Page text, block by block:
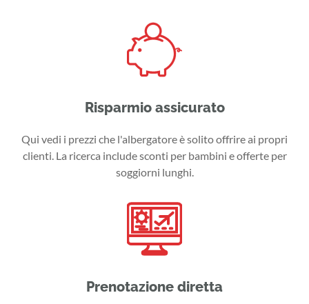
Risparmio assicurato
Qui vedi i prezzi che l'albergatore è solito offrire ai propri
clienti. La ricerca include sconti per bambini e offerte per
soggiorni lunghi.
Prenotazione diretta